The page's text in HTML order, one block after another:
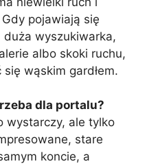
pojawiają się
wyszukiwarka,
albo skoki ruchu,
wąskim gardłem.
dla portalu?
wystarczy, ale tylko
stare
koncie, a